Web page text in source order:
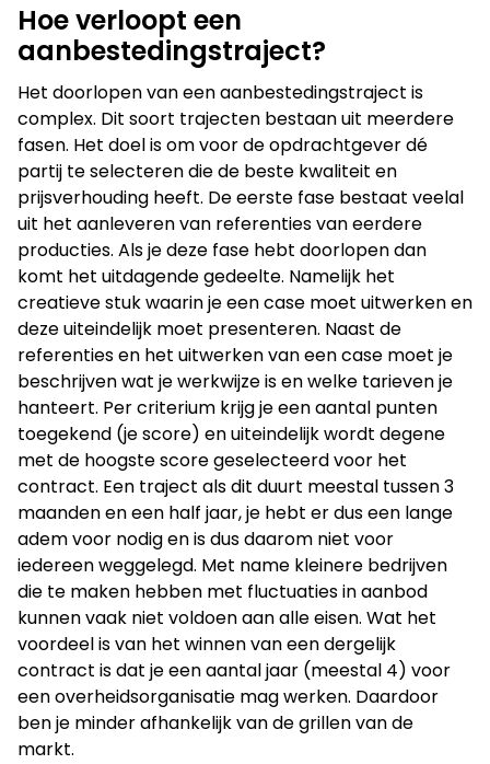
Hoe verloopt een
aanbestedingstraject?
Het doorlopen van een aanbestedingstraject is
complex. Dit soort trajecten bestaan uit meerdere
fasen. Het doel is om voor de opdrachtgever dé
partij te selecteren die de beste kwaliteit en
prijsverhouding heeft. De eerste fase bestaat veelal
uit het aanleveren van referenties van eerdere
producties. Als je deze fase hebt doorlopen dan
komt het uitdagende gedeelte. Namelijk het
creatieve stuk waarin je een case moet uitwerken en
deze uiteindelijk moet presenteren. Naast de
referenties en het uitwerken van een case moet je
beschrijven wat je werkwijze is en welke tarieven je
hanteert. Per criterium krijg je een aantal punten
toegekend (je score) en uiteindelijk wordt degene
met de hoogste score geselecteerd voor het
contract. Een traject als dit duurt meestal tussen 3
maanden en een half jaar, je hebt er dus een lange
adem voor nodig en is dus daarom niet voor
iedereen weggelegd. Met name kleinere bedrijven
die te maken hebben met fluctuaties in aanbod
kunnen vaak niet voldoen aan alle eisen. Wat het
voordeel is van het winnen van een dergelijk
contract is dat je een aantal jaar (meestal 4) voor
een overheidsorganisatie mag werken. Daardoor
ben je minder afhankelijk van de grillen van de
markt.